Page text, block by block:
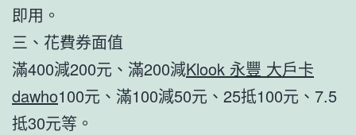
即用。
三、花費券面值
滿400減200元、滿200減Klook 永豐 大戶卡
dawho100元、滿100減50元、25抵100元、7.5
抵30元等。